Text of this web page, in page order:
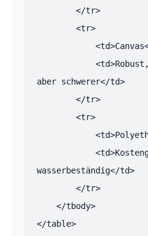
aber schwerer</td>
wasserbeständig</td>
</table>